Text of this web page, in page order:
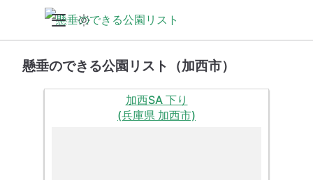
懸垂のできる公園リスト（加西市）
加西SA 下り
(兵庫県 加西市)